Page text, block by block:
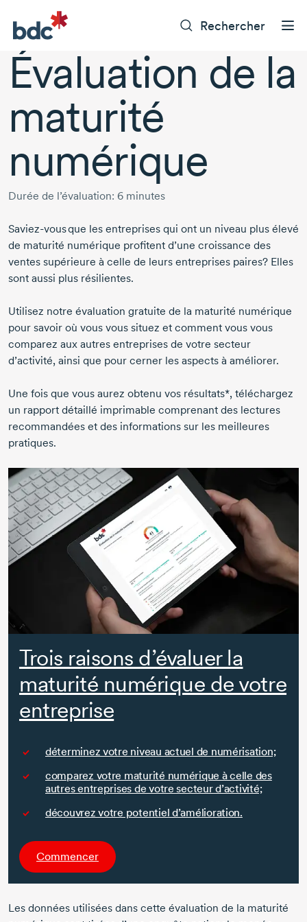
Rechercher
Évaluation de la
maturité
numérique
Durée de l’évaluation: 6 minutes
Saviez-vousque les entreprises qui ont un niveau plus élevé
de maturité numérique profitent d’une croissance des
ventes supérieure à celle de leurs entreprises paires? Elles
sont aussi plus résilientes.
Utilisez notre évaluation gratuite de la maturité numérique
pour savoir où vous vous situez et comment vous vous
comparez aux autres entreprises de votre secteur
d’activité, ainsi que pour cerner les aspects à améliorer.
Une fois que vous aurez obtenu vos résultats*, téléchargez
un rapport détaillé imprimable comprenant des lectures
recommandées et des informations sur les meilleures
pratiques.
Trois raisons d’évaluer la
maturité numérique de votre
entreprise
déterminez votre niveau actuel de numérisation;
comparez votre maturité numérique à celle des
autres entreprises de votre secteur d’activité;
découvrez votre potentiel d’amélioration.
Commencer
Les données utilisées dans cette évaluation de la maturité